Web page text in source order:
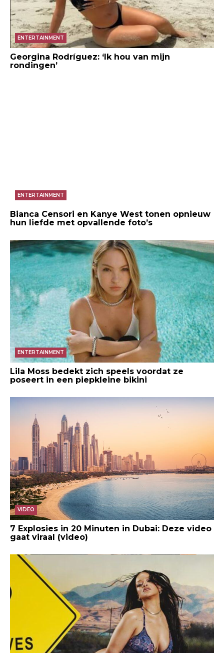
ENTERTAINMENT
Georgina Rodríguez: ‘Ik hou van mijn
rondingen’
ENTERTAINMENT
Bianca Censori en Kanye West tonen opnieuw
hun liefde met opvallende foto’s
ENTERTAINMENT
Lila Moss bedekt zich speels voordat ze
poseert in een piepkleine bikini
VIDEO
7 Explosies in 20 Minuten in Dubai: Deze video
gaat viraal (video)